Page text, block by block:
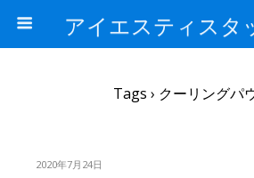
Tags › クーリングパ
2020年7月24日